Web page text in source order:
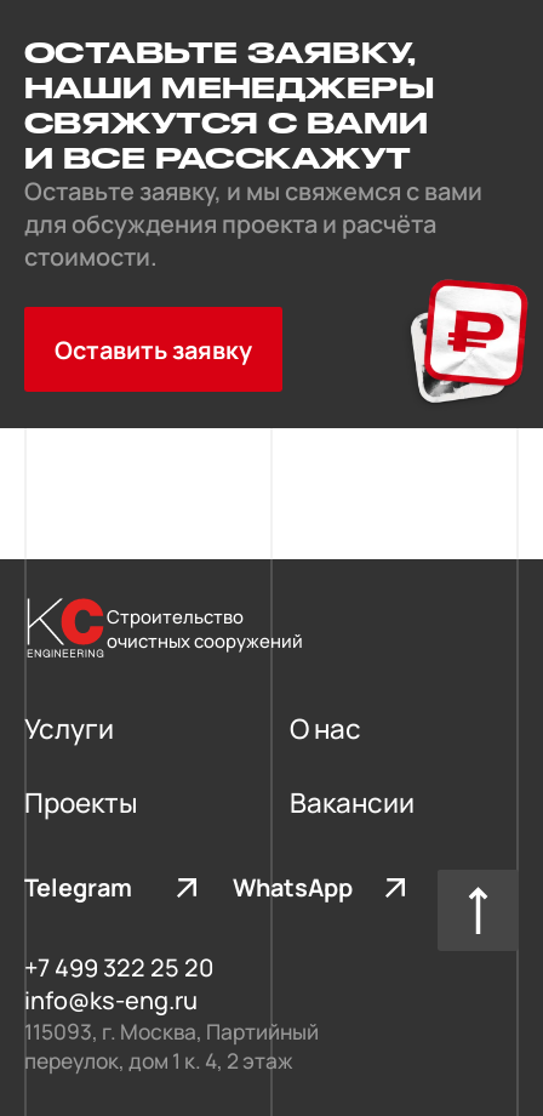
ОСТАВЬТЕ ЗАЯВКУ,
НАШИ МЕНЕДЖЕРЫ
СВЯЖУТСЯ С ВАМИ
И ВСЕ РАССКАЖУТ
Оставьте заявку, и мы свяжемся с вами
для обсуждения проекта и расчёта
стоимости.
Оставить заявку
Строительство
очистных сооружений
Telegram WhatsApp
+7 499 322 25 20
info@ks-eng.ru
115093, г. Москва, Партийный
переулок, дом 1 к. 4, 2 этаж
Услуги
О нас
Проекты
Вакансии